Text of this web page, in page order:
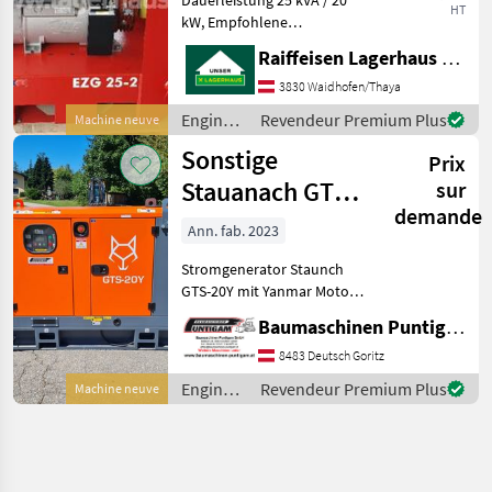
Machine neuve
HT
kW, Empfohlene
Traktorleistung ca. 50 PS;
AVR Spannungsregelung,
Spannungs- Frequenz und
Isolationsüberwachung,
Gewicht 220 kg
Notstromagg
Raiffeisen Lagerhaus Waidhofen/Thaya
3830 Waidhofen/Thaya
Engins
de
chantier
/
Sonstige
Revendeur Premium Plus
Machine neuve
Sonstige
Stauanach GTS-
20Y
Prix
sur
demande
Ann. fab. 2023
Stromgenerator Staunch
GTS-20Y mit Yanmar Motor,
Notstromcontroller,
Batterielader,
Umschaltkasten für das
Hausnetz; Technische
Baumaschinen Puntigam GmbH
8483 Deutsch Goritz
Engins
de
Revendeur Premium Plus